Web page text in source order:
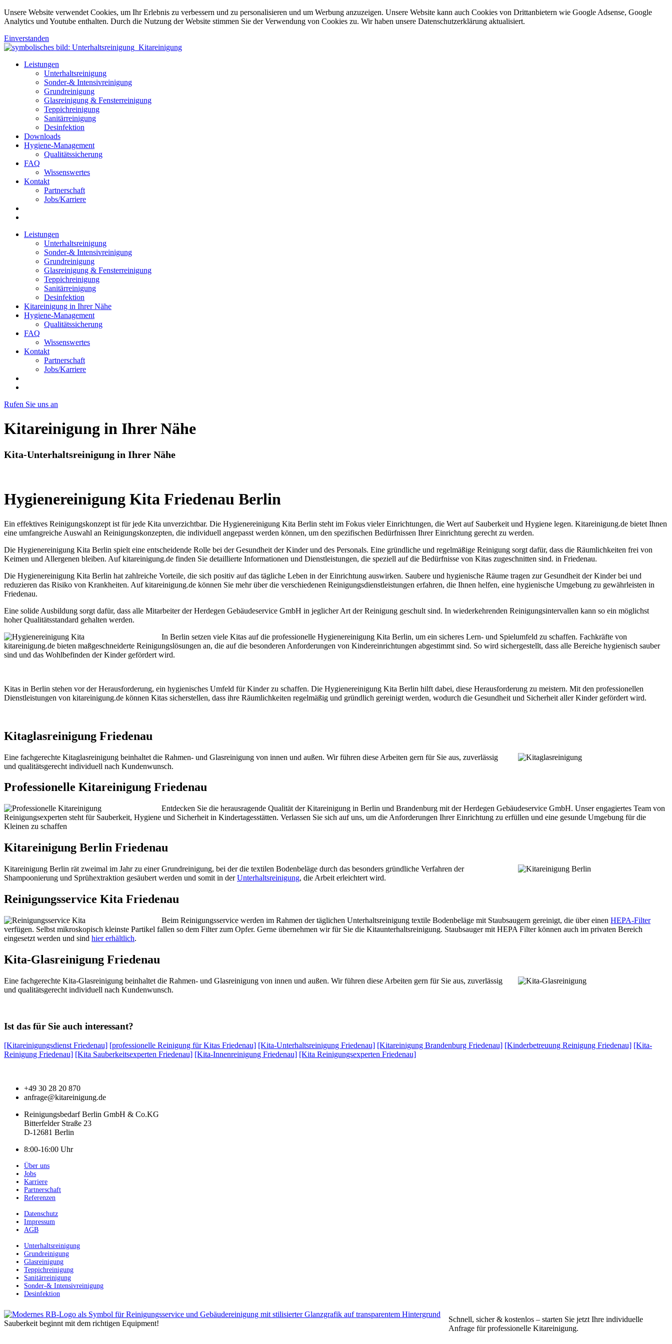
Unsere Website verwendet Cookies, um Ihr Erlebnis zu verbessern und zu personalisieren und um Werbung anzuzeigen. Unsere Website kann auch Cookies von Drittanbietern wie Google Adsense, Google
Analytics und Youtube enthalten. Durch die Nutzung der Website stimmen Sie der Verwendung von Cookies zu. Wir haben unsere Datenschutzerklärung aktualisiert.
Einverstanden
Leistungen
Unterhaltsreinigung
Sonder-& Intensivreinigung
Grundreinigung
Glasreinigung & Fensterreinigung
Teppichreinigung
Sanitärreinigung
Desinfektion
Downloads
Hygiene-Management
Qualitätssicherung
FAQ
Wissenswertes
Kontakt
Partnerschaft
Jobs/Karriere
Leistungen
Unterhaltsreinigung
Sonder-& Intensivreinigung
Grundreinigung
Glasreinigung & Fensterreinigung
Teppichreinigung
Sanitärreinigung
Desinfektion
Kitareinigung in Ihrer Nähe
Hygiene-Management
Qualitätssicherung
FAQ
Wissenswertes
Kontakt
Partnerschaft
Jobs/Karriere
Rufen Sie uns an
Kitareinigung in Ihrer Nähe
Kita-Unterhaltsreinigung in Ihrer Nähe
Hygienereinigung Kita Friedenau Berlin
Ein effektives Reinigungskonzept ist für jede Kita unverzichtbar. Die Hygienereinigung Kita Berlin steht im Fokus vieler Einrichtungen, die Wert auf Sauberkeit und Hygiene legen. Kitareinigung.de bietet Ihnen
eine umfangreiche Auswahl an Reinigungskonzepten, die individuell angepasst werden können, um den spezifischen Bedürfnissen Ihrer Einrichtung gerecht zu werden.
Die Hygienereinigung Kita Berlin spielt eine entscheidende Rolle bei der Gesundheit der Kinder und des Personals. Eine gründliche und regelmäßige Reinigung sorgt dafür, dass die Räumlichkeiten frei von
Keimen und Allergenen bleiben. Auf kitareinigung.de finden Sie detaillierte Informationen und Dienstleistungen, die speziell auf die Bedürfnisse von Kitas zugeschnitten sind. in Friedenau.
Die Hygienereinigung Kita Berlin hat zahlreiche Vorteile, die sich positiv auf das tägliche Leben in der Einrichtung auswirken. Saubere und hygienische Räume tragen zur Gesundheit der Kinder bei und
reduzieren das Risiko von Krankheiten. Auf kitareinigung.de können Sie mehr über die verschiedenen Reinigungsdienstleistungen erfahren, die Ihnen helfen, eine hygienische Umgebung zu gewährleisten in
Friedenau.
Eine solide Ausbildung sorgt dafür, dass alle Mitarbeiter der Herdegen Gebäudeservice GmbH in jeglicher Art der Reinigung geschult sind. In wiederkehrenden Reinigungsintervallen kann so ein möglichst
hoher Qualitätsstandard gehalten werden.
In Berlin setzen viele Kitas auf die professionelle Hygienereinigung Kita Berlin, um ein sicheres Lern- und Spielumfeld zu schaffen. Fachkräfte von
kitareinigung.de bieten maßgeschneiderte Reinigungslösungen an, die auf die besonderen Anforderungen von Kindereinrichtungen abgestimmt sind. So wird sichergestellt, dass alle Bereiche hygienisch sauber
sind und das Wohlbefinden der Kinder gefördert wird.
Kitas in Berlin stehen vor der Herausforderung, ein hygienisches Umfeld für Kinder zu schaffen. Die Hygienereinigung Kita Berlin hilft dabei, diese Herausforderung zu meistern. Mit den professionellen
Dienstleistungen von kitareinigung.de können Kitas sicherstellen, dass ihre Räumlichkeiten regelmäßig und gründlich gereinigt werden, wodurch die Gesundheit und Sicherheit aller Kinder gefördert wird.
Kitaglasreinigung Friedenau
Eine fachgerechte Kitaglasreinigung beinhaltet die Rahmen- und Glasreinigung von innen und außen. Wir führen diese Arbeiten gern für Sie aus, zuverlässig
und qualitätsgerecht individuell nach Kundenwunsch.
Professionelle Kitareinigung Friedenau
Entdecken Sie die herausragende Qualität der Kitareinigung in Berlin und Brandenburg mit der Herdegen Gebäudeservice GmbH. Unser engagiertes Team von
Reinigungsexperten steht für Sauberkeit, Hygiene und Sicherheit in Kindertagesstätten. Verlassen Sie sich auf uns, um die Anforderungen Ihrer Einrichtung zu erfüllen und eine gesunde Umgebung für die
Kleinen zu schaffen
Kitareinigung Berlin Friedenau
Kitareinigung Berlin rät zweimal im Jahr zu einer Grundreinigung, bei der die textilen Bodenbeläge durch das besonders gründliche Verfahren der
Shampoonierung und Sprühextraktion gesäubert werden und somit in derUnterhaltsreinigung, die Arbeit erleichtert wird.
Reinigungsservice Kita Friedenau
Beim Reinigungsservice werden im Rahmen der täglichen Unterhaltsreinigung textile Bodenbeläge mit Staubsaugern gereinigt, die über einen HEPA-Filter
verfügen. Selbst mikroskopisch kleinste Partikel fallen so dem Filter zum Opfer. Gerne übernehmen wir für Sie die Kitaunterhaltsreinigung. Staubsauger mit HEPA Filter können auch im privaten Bereich
eingesetzt werden und sind hier erhältlich.
Kita-Glasreinigung Friedenau
Eine fachgerechte Kita-Glasreinigung beinhaltet die Rahmen- und Glasreinigung von innen und außen. Wir führen diese Arbeiten gern für Sie aus, zuverlässig
und qualitätsgerecht individuell nach Kundenwunsch.
Ist das für Sie auch interessant?
[Kitareinigungsdienst Friedenau] [professionelle Reinigung für Kitas Friedenau] [Kita-Unterhaltsreinigung Friedenau] [Kitareinigung Brandenburg Friedenau] [Kinderbetreuung Reinigung Friedenau] [Kita-
Reinigung Friedenau] [Kita Sauberkeitsexperten Friedenau] [Kita-Innenreinigung Friedenau] [Kita Reinigungsexperten Friedenau]
+49 30 28 20 870
anfrage@kitareinigung.de
Reinigungsbedarf Berlin GmbH & Co.KG
Bitterfelder Straße 23
D-12681 Berlin
8:00-16:00 Uhr
Über uns
Jobs
Karriere
Partnerschaft
Referenzen
Datenschutz
Impressum
AGB
Unterhaltsreinigung
Grundreinigung
Glasreinigung
Teppichreinigung
Sanitärreinigung
Sonder-& Intensivreinigung
Desinfektion
Sauberkeit beginnt mit dem richtigen Equipment!
Schnell, sicher & kostenlos – starten Sie jetzt Ihre individuelle
Anfrage für professionelle Kitareinigung.